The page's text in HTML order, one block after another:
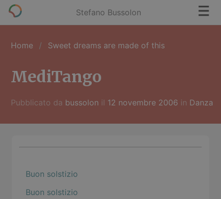
Stefano Bussolon
Home Sweet dreams are made of this
MediTango
Pubblicato da bussolon il 12 novembre 2006 in Danza
Buon solstizio
Buon solstizio